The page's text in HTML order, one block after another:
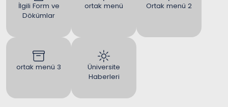
İlgili Form ve
Dökümlar
ortak menü Ortak menü 2
ortak menü 3
Üniversite
Haberleri